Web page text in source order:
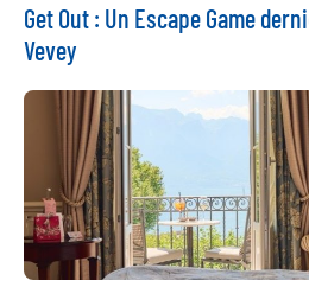
Get Out : Un Escape Game
Vevey